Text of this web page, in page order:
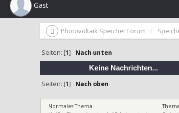
Gast
Photovoltaik Speicher Forum
Seiten: [1] Nach unten
Keine Nachrichten...
Seiten: [1] Nach oben
Normales Thema